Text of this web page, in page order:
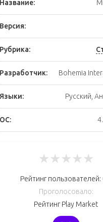
Название:
Версия:
Рубрика:
Разработчик: Bohemia
Языки: Русский,
ОС:
★★★★★
Рейтинг пользователей:
Проголосовало:
Рейтинг Play Market